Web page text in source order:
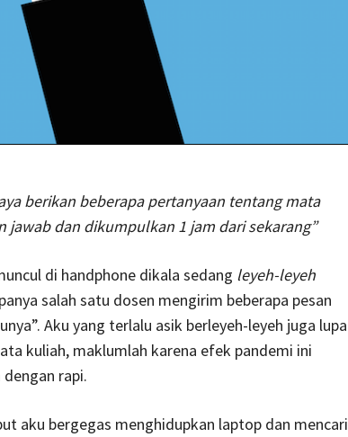
berikan beberapa pertanyaan tentang mata
jawab dan dikumpulkan 1 jam dari sekarang”
di handphone dikala sedang leyeh-leyeh
salah satu dosen mengirim beberapa pesan
Aku yang terlalu asik berleyeh-leyeh juga lupa
kuliah, maklumlah karena efek pandemi ini
rapi.
aku bergegas menghidupkan laptop dan mencari